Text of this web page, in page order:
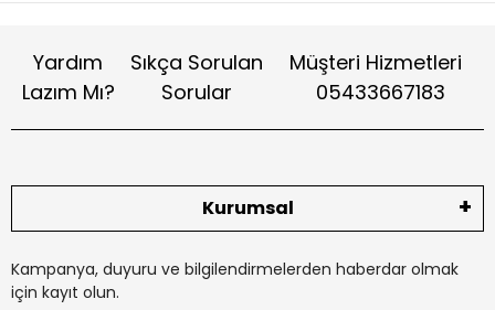
Yardım
Lazım Mı?
Sıkça Sorulan
Sorular
Müşteri Hizmetleri
05433667183
Kurumsal
Kampanya, duyuru ve bilgilendirmelerden haberdar olmak
için kayıt olun.